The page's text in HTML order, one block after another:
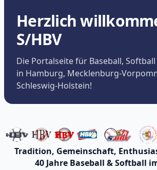
Herzlich
S/HBV
Die Portalseite für Baseball,
in Hamburg, Mecklenburg-
Schleswig-Holstein!
Tradition, Gemeinschaft,
40 Jahre Baseball & Softball